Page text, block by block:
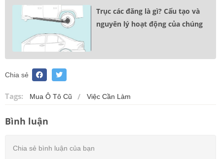
Trục các đăng là gì? Cấu tạo và
nguyên lý hoạt động của chúng
Chia sẻ
Tags: Mua Ô Tô Cũ Việc Cần Làm
Bình luận